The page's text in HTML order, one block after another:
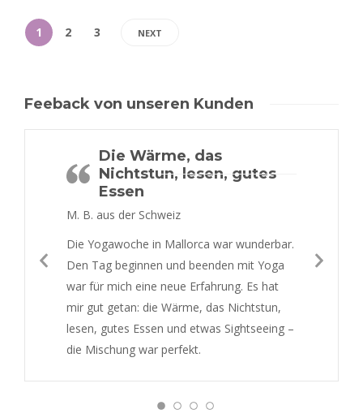
1 2 3 NEXT
Feeback von unseren Kunden
Die Wärme, das
Nichtstun, lesen, gutes
Essen
M. B. aus der Schweiz
Die Yogawoche in Mallorca war wunderbar.
Den Tag beginnen und beenden mit Yoga
war für mich eine neue Erfahrung. Es hat
mir gut getan: die Wärme, das Nichtstun,
lesen, gutes Essen und etwas Sightseeing –
die Mischung war perfekt.